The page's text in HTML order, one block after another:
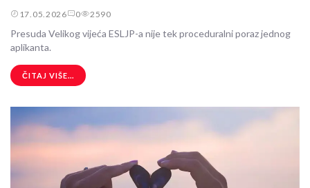
17.05.2026 0 2590
Presuda Velikog vijeća ESLJP-a nije tek proceduralni poraz jednog
aplikanta.
ČITAJ VIŠE...